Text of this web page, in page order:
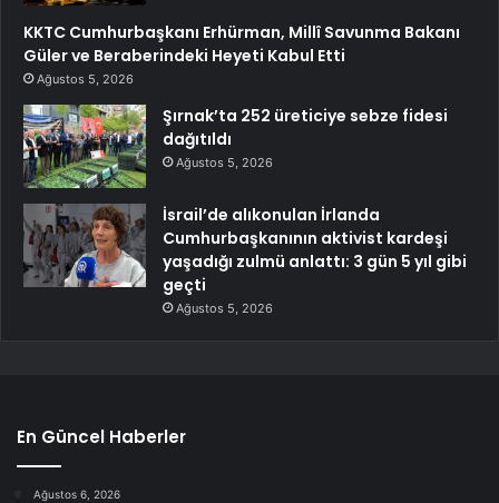
KKTC Cumhurbaşkanı Erhürman, Millî Savunma Bakanı
Güler ve Beraberindeki Heyeti Kabul Etti
Ağustos 5, 2026
Şırnak’ta 252 üreticiye sebze fidesi
dağıtıldı
Ağustos 5, 2026
İsrail’de alıkonulan İrlanda
Cumhurbaşkanının aktivist kardeşi
yaşadığı zulmü anlattı: 3 gün 5 yıl gibi
geçti
Ağustos 5, 2026
En Güncel Haberler
Ağustos 6, 2026